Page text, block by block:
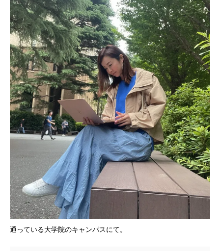
通っている大学院のキャンパスにて。